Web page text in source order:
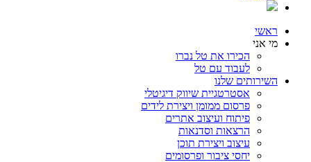
ראשי
מי אני
הכירו את טל נברו
לעבוד עם טל
השירותים שלנו
אסטרטגיית שיווק דיגיטלי
פרסום ממומן ויצירת לידים
פיתוח ועיצוב אתרים
הרצאות וסדנאות
עיצוב ויצירת תוכן
יחסי ציבור ופרסומים